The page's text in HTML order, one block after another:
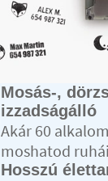
Mosás-,
izzadságálló
Akár 60
moshatod
Hosszú